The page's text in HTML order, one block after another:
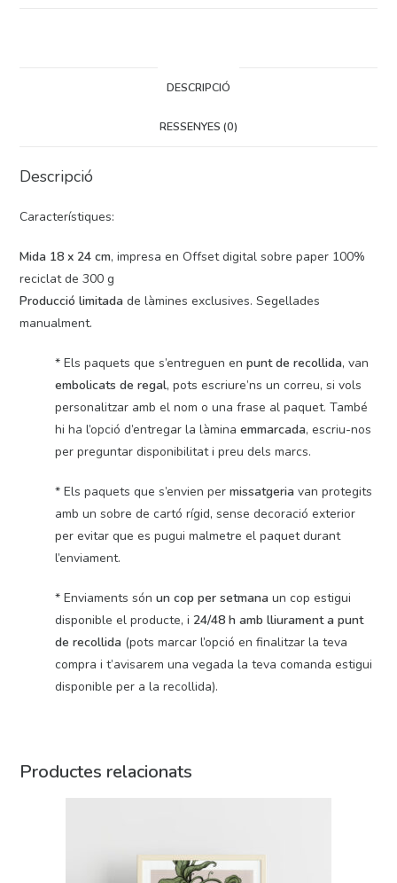
DESCRIPCIÓ
RESSENYES (0)
Descripció
Característiques:
Mida 18 x 24 cm, impresa en Offset digital sobre paper 100%
reciclat de 300 g
Producció limitada de làmines exclusives. Segellades
manualment.
* Els paquets que s’entreguen enpunt de recollida, van
embolicats de regal, pots escriure’ns un correu, si vols
personalitzar amb el nom o una frase al paquet. També
hi ha l’opció d’entregar la làminaemmarcada, escriu-nos
per preguntar disponibilitat i preu dels marcs.
* Els paquets que s’envien permissatgeria van protegits
amb un sobre de cartó rígid, sense decoració exterior
per evitar que es pugui malmetre el paquet durant
l’enviament.
* Enviaments sónun cop per setmana un cop estigui
disponible el producte, i 24/48 h amb lliurament a punt
de recollida (pots marcar l’opció en finalitzar la teva
compra i t’avisarem una vegada la teva comanda estigui
disponible per a la recollida).
Productes relacionats